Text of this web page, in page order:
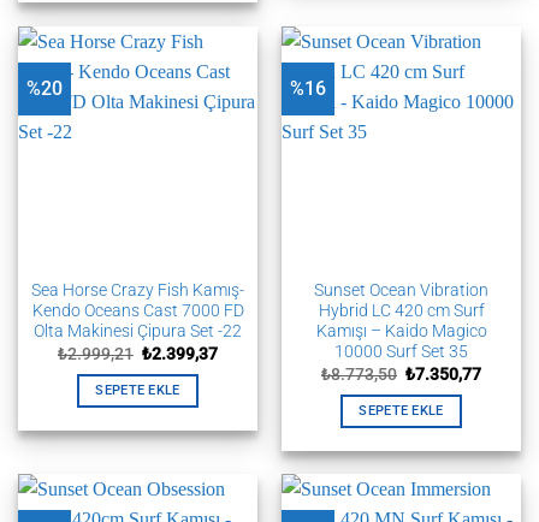
%20
Sea Horse Crazy Fish Kamış-
Kendo Oceans Cast 7000 FD
Olta Makinesi Çipura Set -22
₺2.999,21 Orijinal
₺2.999,21.
₺2.399,37Şu
SEPETE EKLE
%16
Sunset Ocean Vibration
Hybrid LC 420 cm Surf
Kamışı – Kaido Magico
10000 Surf Set 35
₺8.773,50 Orijinal
₺8.773,50.
₺7.350,77Şu
SEPETE EKLE